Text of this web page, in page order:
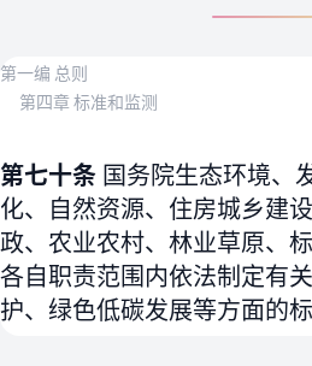
第一编 总则
第四章 标准和监测
第七十条 国务院生态环境、
化、自然资源、住房城乡建
政、农业农村、林业草原、
各自职责范围内依法制定有
护、绿色低碳发展等方面的标